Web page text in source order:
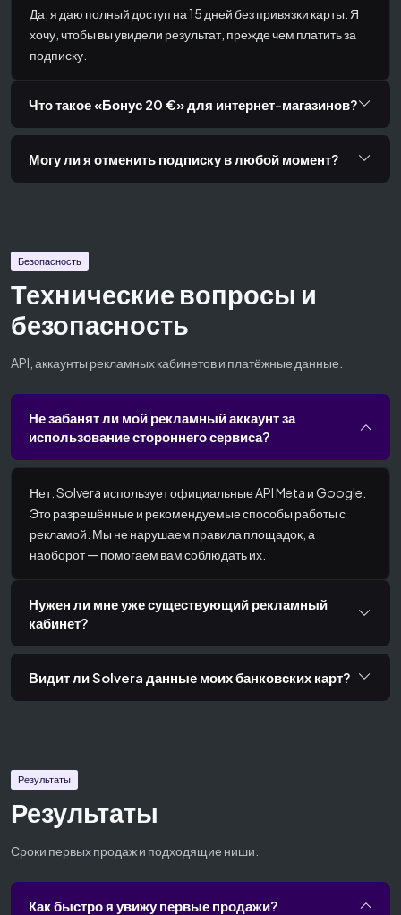
Да, я даю полный доступ на 15 дней без привязки карты. Я
хочу, чтобы вы увидели результат, прежде чем платить за
подписку.
Что такое «Бонус 20 €» для интернет-магазинов?
Могу ли я отменить подписку в любой момент?
Безопасность
Технические вопросы и
безопасность
API, аккаунты рекламных кабинетов и платёжные данные.
Не забанят ли мой рекламный аккаунт за
использование стороннего сервиса?
Нет. Solvera использует официальные API Meta и Google.
Это разрешённые и рекомендуемые способы работы с
рекламой. Мы не нарушаем правила площадок, а
наоборот — помогаем вам соблюдать их.
Нужен ли мне уже существующий рекламный
кабинет?
Видит ли Solvera данные моих банковских карт?
Результаты
Результаты
Сроки первых продаж и подходящие ниши.
Как быстро я увижу первые продажи?